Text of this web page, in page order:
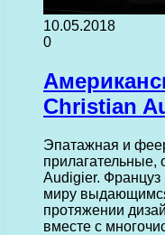
10.05.2018
0
Christian
Эпатажная и
Audigier. Француз
миру
протяжении
вместе с